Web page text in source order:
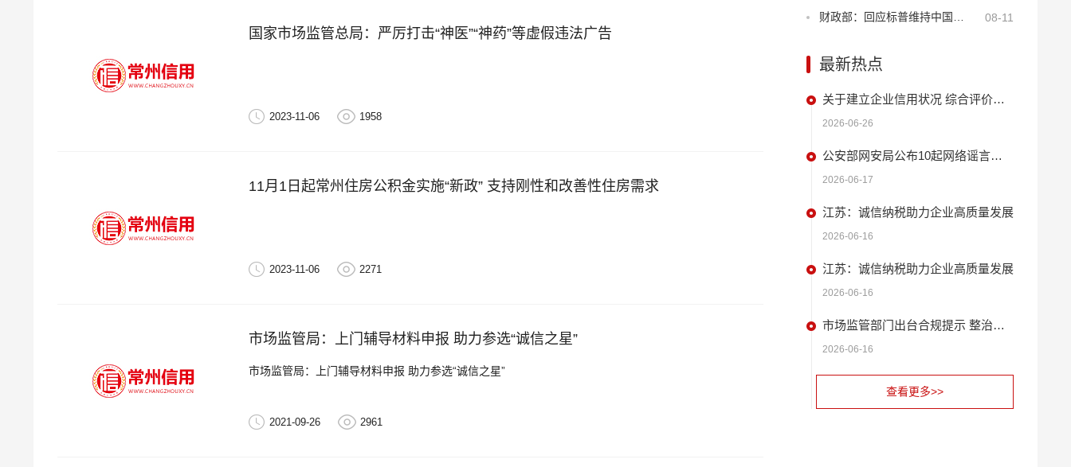
国家市场监管总局：严厉打击“神医”“神药”等虚假违法广告
2023-11-06 1958
11月1日起常州住房公积金实施“新政” 支持刚性和改善性住房需求
2023-11-06 2271
市场监管局：上门辅导材料申报 助力参选“诚信之星”
市场监管局：上门辅导材料申报 助力参选“诚信之星”
2021-09-26 2961
08-11
最新热点
关于建立企业信用状况 综合评价体系的实施方案
2026-06-26
公安部网安局公布10起网络谣言违法犯罪 典型案例
2026-06-17
江苏：诚信纳税助力企业高质量发展
2026-06-16
江苏：诚信纳税助力企业高质量发展
2026-06-16
市场监管部门出台合规提示 整治扫码缴费广告问题
2026-06-16
查看更多>>